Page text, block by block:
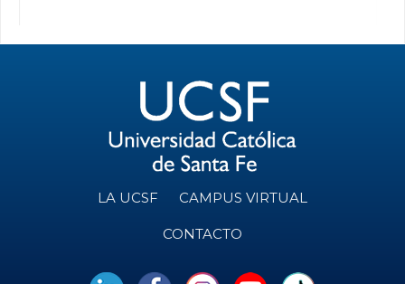
LA UCSF CAMPUS VIRTUAL
CONTACTO